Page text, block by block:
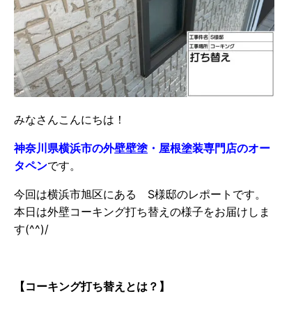
みなさんこんにちは！
神奈川県横浜市の外壁壁塗・屋根塗装専門店のオー
タペンです。
今回は横浜市旭区にある S様邸のレポートです。
本日は外壁コーキング打ち替えの様子をお届けしま
す(^^)/
【コーキング打ち替えとは？】